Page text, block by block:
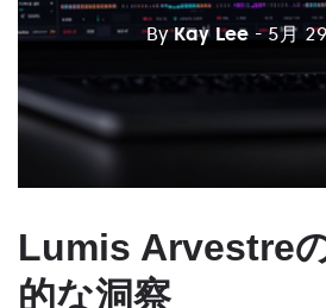
ByKay Lee - 5月
Lumis Arvestre
的な洞察